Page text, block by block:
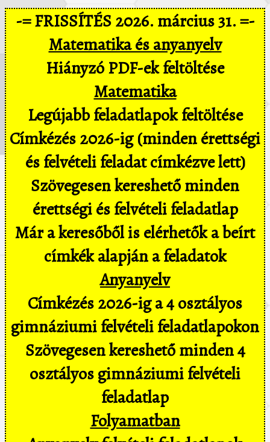
-= FRISSÍTÉS 2026. március 31. =-
Matematika és anyanyelv
Hiányzó PDF-ek feltöltése
Matematika
Legújabb feladatlapok feltöltése
Címkézés 2026-ig (minden érettségi
és felvételi feladat címkézve lett)
Szövegesen kereshető minden
érettségi és felvételi feladatlap
Már a keresőből is elérhetők a beírt
címkék alapján a feladatok
Anyanyelv
Címkézés 2026-ig a 4 osztályos
gimnáziumi felvételi feladatlapokon
Szövegesen kereshető minden 4
osztályos gimnáziumi felvételi
feladatlap
Folyamatban